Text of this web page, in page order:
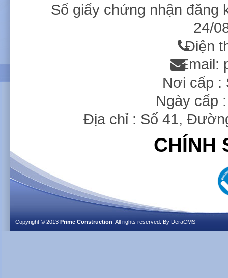
Số giấy chứng nhận đăng
24/
Điện
Email:
Nơi cấp :
Ngày cấp
Địa chỉ : Số 41,
CHÍNH
Copyright © 2013 Prime Construction . All rights reserved. By DeraCMS